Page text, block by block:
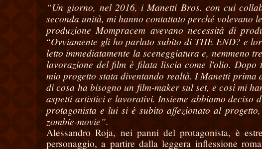
“Un giorno, nel 2016, i Manetti Bros. con cui
seconda unità, mi hanno contattato perché volevano
produzione Mompracem avevano necessità di
“Ovviamente gli ho parlato subito di THE END? e
letto immediatamente la sceneggiatura e, nemmeno
lavorazione del film è filata liscia come l'olio.
mio progetto stata diventando realtà. I Manetti
di cosa ha bisogno un film-maker sul set, e così mi
aspetti artistici e lavorativi. Insieme abbiamo deciso
protagonista e lui si è subito affezionato al
zombie-movie”.
Alessandro Roja, nei panni del protagonista, è
personaggio, a partire dalla leggera inflessione